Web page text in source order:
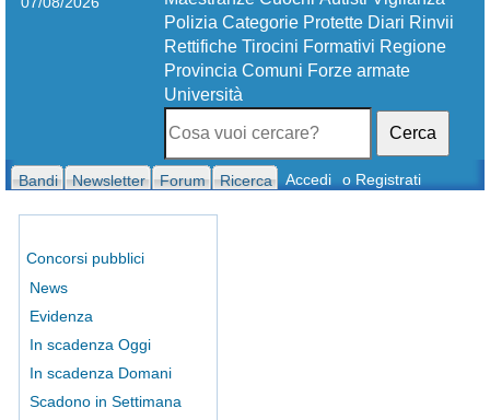
Polizia Categorie Protette Diari Rinvii
Rettifiche Tirocini Formativi Regione
Provincia Comuni Forze armate
Università
Cerca
Bandi Newsletter Forum Ricerca Accedi o Registrati
Concorsi pubblici
News
Evidenza
In scadenza Oggi
In scadenza Domani
Scadono in Settimana